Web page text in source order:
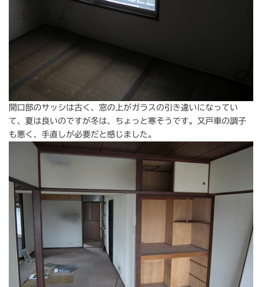
開口部のサッシは古く、窓の上がガラスの引き違いになってい
て、夏は良いのですが冬は、ちょっと寒そうです。又戸車の調子
も悪く、手直しが必要だと感じました。